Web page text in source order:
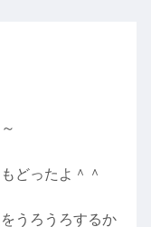
どったよ＾＾
うろうろするか